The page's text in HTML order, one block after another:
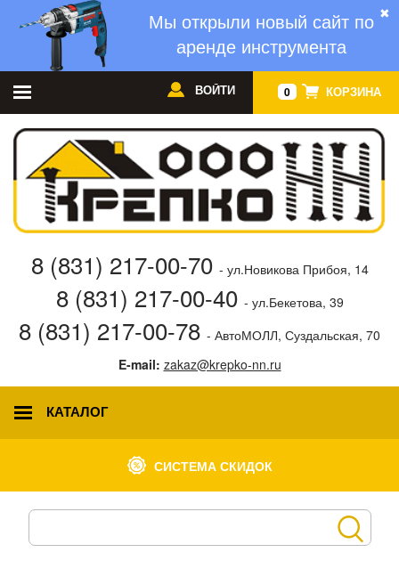
✖
Мы открыли новый сайт по
аренде инструмента
0 КОРЗИНА
ВОЙТИ
8 (831) 217-00-70 - ул.Новикова Прибоя, 14
8 (831) 217-00-40 - ул.Бекетова, 39
8 (831) 217-00-78 - АвтоМОЛЛ, Суздальская, 70
E-mail: zakaz@krepko-nn.ru
КАТАЛОГ
СИСТЕМА СКИДОК